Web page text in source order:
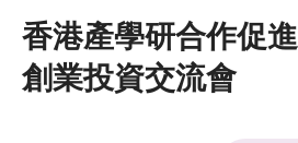
新聞中心
香港產學研合作促
創業投資交流會